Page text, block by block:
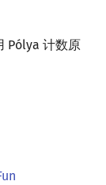
Pólya 计数原